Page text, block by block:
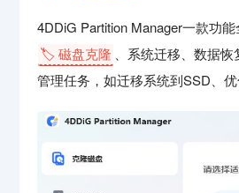
4DDiG Partition Manager一款功
🏷️ 磁盘克隆
、系统迁移、数据
管理任务，如迁移系统到SSD、优